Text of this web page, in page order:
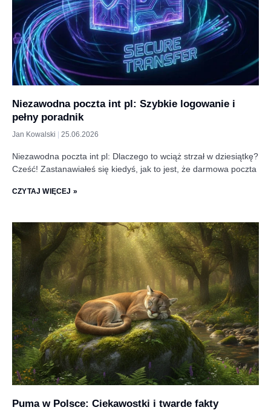
Niezawodna poczta int pl: Szybkie logowanie i
pełny poradnik
Jan Kowalski 25.06.2026
Niezawodna poczta int pl: Dlaczego to wciąż strzał w dziesiątkę?
Cześć! Zastanawiałeś się kiedyś, jak to jest, że darmowa poczta
CZYTAJ WIĘCEJ »
Puma w Polsce: Ciekawostki i twarde fakty